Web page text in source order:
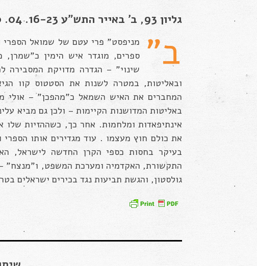
גליון 93, ב’ באייר התש”ע 16-23. 04. 2010
ב”
מניפסט” פרי עטם של שמואל הספרי
ספרים, מוגדר איש הימין כ”שמרן,
שינוי” – הגדרה מדויקת המסבירה
ובאליטות, במטרה לשנות את הסטטוס קוו
המחברים את האיש השמאל כ”מהפכן” – אולי
באליטות המדושנות הקיימות – ולכן גם מביא
אינתיפאדות ומלחמות. אחר כך, כשההזיות
את כולם חוץ מעצמו . עוד מגדירים אותו הספרי
בעיקר בחסות כספי הקרן החדשה לישראל,
התקשורת, האקדמיה ומערכת המשפט, ו”מנצח”
גולסטון, והגשת תביעות נגד בכירים ישראלים